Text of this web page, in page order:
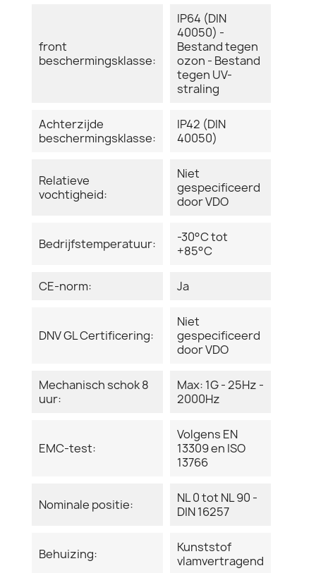
front
beschermingsklasse:
IP64 (DIN
40050) -
Bestand tegen
ozon - Bestand
tegen UV-
straling
Achterzijde
beschermingsklasse:
IP42 (DIN
40050)
Relatieve
vochtigheid:
Niet
gespecificeerd
door VDO
Bedrijfstemperatuur:
-30°C tot
+85°C
CE-norm: Ja
DNV GL Certificering:
Niet
gespecificeerd
door VDO
Mechanisch schok 8
uur:
Max: 1G - 25Hz -
2000Hz
EMC-test:
Volgens EN
13309 en ISO
13766
Nominale positie:
NL 0 tot NL 90 -
DIN 16257
Behuizing:
Kunststof
vlamvertragend